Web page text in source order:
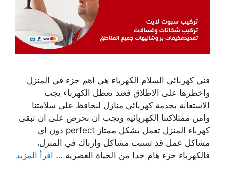
فني كهربائي السلام الكهرباء هي اهم جزء في المنزل
واخطرها على الاطلاق فعند تعطل الكهرباء يجب
الاستعانة بخدمة كهربائي منازل لنحافظ على سلامتنا
وامن ممتلاكتنا الكهربائية ويجب ان نحرص على ان تبقى
كهرباء المنزل تعمل بشكل ممتاز perfect دون اي
مشاكل عمل قد تسبب مشاكل وارباك في المنزل،
فالكهرباء جزء هام جدا من الحياة العصرية … اقرأ المزيد